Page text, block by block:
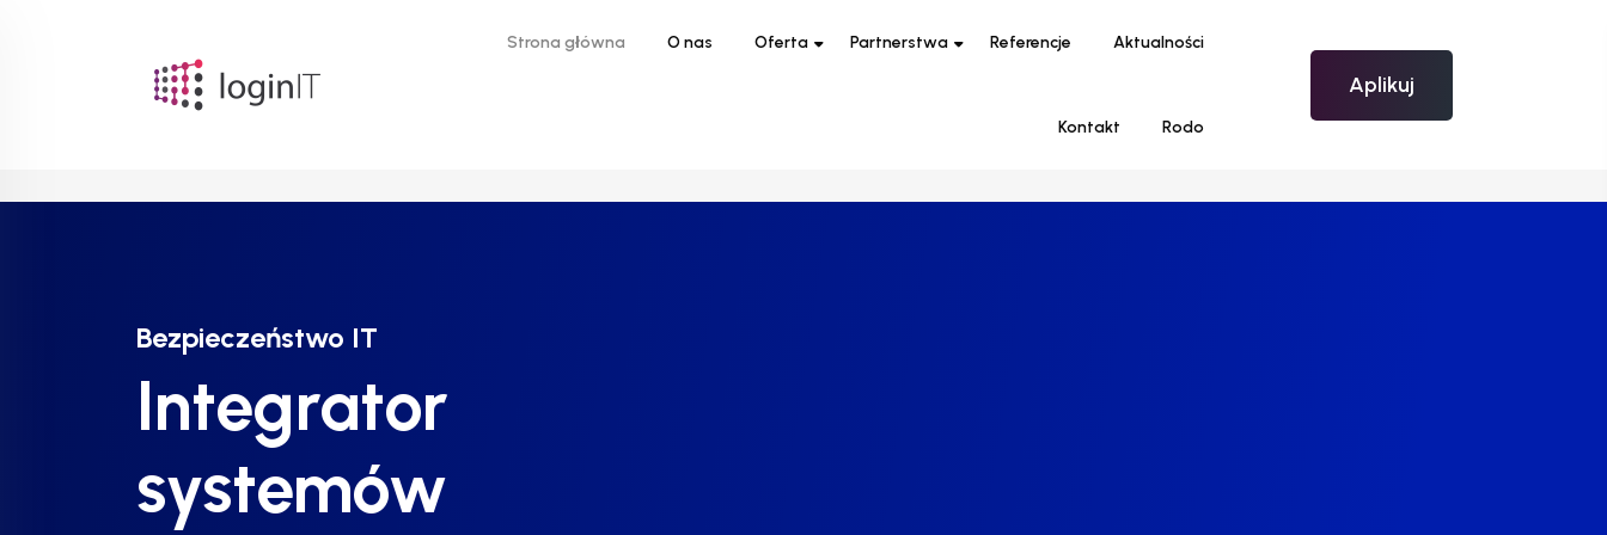
Strona główna O nas Oferta Partnerstwa Referencje Aktualności
Kontakt Rodo
Aplikuj
Bezpieczeństwo IT
Integrator
systemów
Bezpieczeństwo IT
Integrator
systemów
Bezpieczeństwo IT
Integrator
systemów